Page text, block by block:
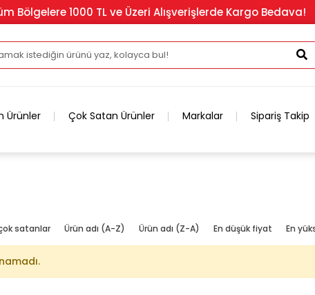
Bölgelere 1000 TL ve Üzeri Alışverişlerde Kargo Bedava!
Ürünler Çok Satan Ürünler Markalar Sipariş Takip
satanlar Ürün adı (A-Z) Ürün adı (Z-A) En düşük fiyat En